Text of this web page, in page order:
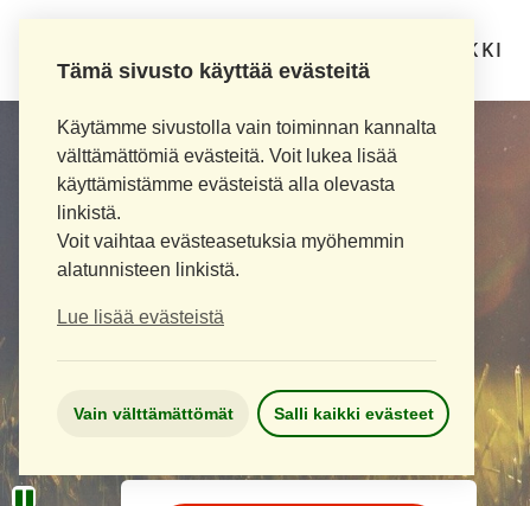
Tämä sivusto käyttää evästeitä
Käytämme sivustolla vain toiminnan kannalta
välttämättömiä evästeitä. Voit lukea lisää
käyttämistämme evästeistä alla olevasta
linkistä.
Voit vaihtaa evästeasetuksia myöhemmin
alatunnisteen linkistä.
Lue lisää evästeistä
Vain välttämättömät Salli kaikki evästeet
LOIMAAN UUSI APTEEKKI